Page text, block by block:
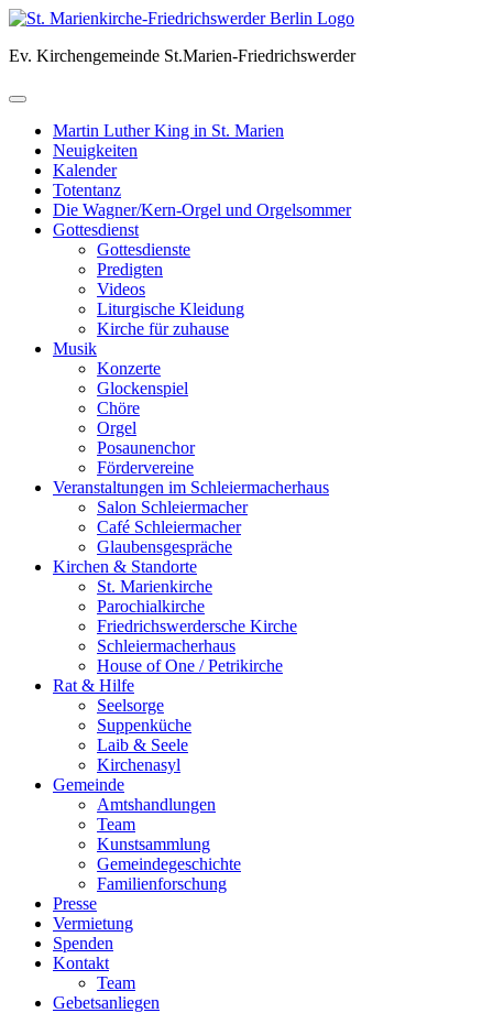
Skip
content
Ev. Kirchengemeinde St.Marien-Friedrichswerder
Martin Luther King in St. Marien
Neuigkeiten
Kalender
Totentanz
Die Wagner/Kern-Orgel und Orgelsommer
Gottesdienst
Gottesdienste
Predigten
Videos
Liturgische Kleidung
Kirche für zuhause
Musik
Konzerte
Glockenspiel
Chöre
Orgel
Posaunenchor
Fördervereine
Veranstaltungen im Schleiermacherhaus
Salon Schleiermacher
Café Schleiermacher
Glaubensgespräche
Kirchen & Standorte
St. Marienkirche
Parochialkirche
Friedrichswerdersche Kirche
Schleiermacherhaus
House of One / Petrikirche
Rat & Hilfe
Seelsorge
Suppenküche
Laib & Seele
Kirchenasyl
Gemeinde
Amtshandlungen
Team
Kunstsammlung
Gemeindegeschichte
Familienforschung
Presse
Vermietung
Spenden
Kontakt
Team
Gebetsanliegen